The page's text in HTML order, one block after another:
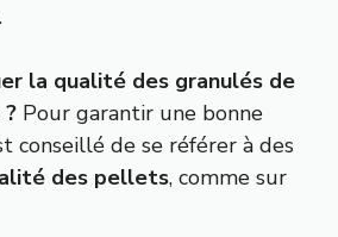
.
la qualité des granulés de
Pour garantir une bonne
conseillé de se référer à des
des pellets, comme sur